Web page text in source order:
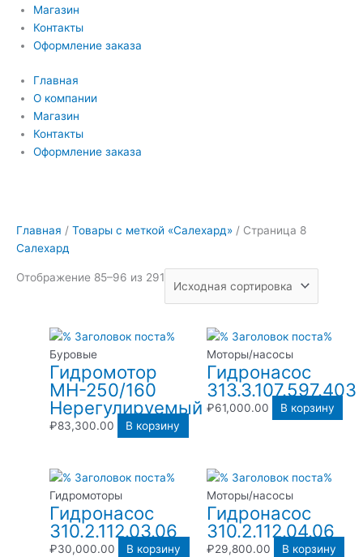
Магазин
Контакты
Оформление заказа
Главная
О компании
Магазин
Контакты
Оформление заказа
Главная / Товары с меткой «Салехард» / Страница 8
Салехард
Отображение 85–96 из 291
Буровые
Гидромотор
МН-250/160
Нерегулируемый
₽83,300.00 В корзину
Моторы/насосы
Гидронасос
313.3.107.597.403
₽61,000.00 В корзину
Гидромоторы
Гидронасос
310.2.112.03.06
₽30,000.00 В корзину
Моторы/насосы
Гидронасос
310.2.112.04.06
₽29,800.00 В корзину